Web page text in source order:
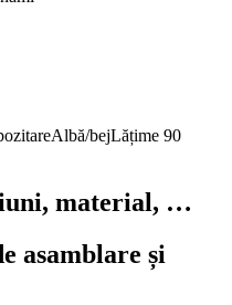
Albă/bejLățime 90
material, …
asamblare și